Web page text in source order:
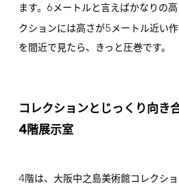
ます。 6メートルと言えばかなりの
クションには高さが5メートル近い
を間近で見たら、きっと圧巻です。
コレクションとじっくり向き合
4階展示室
4階は、大阪中之島美術館コレクシ